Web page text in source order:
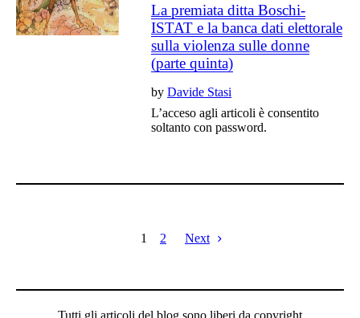
La premiata ditta Boschi-
ISTAT e la banca dati elettorale
sulla violenza sulle donne
(parte quinta)
byDavide Stasi
L’acceso agli articoli è consentito
soltanto con password.
1 2 Next
Tutti gli articoli del blog sono liberi da copyright